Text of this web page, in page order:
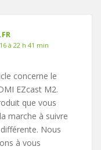
à 22 h 41 min
concerne le
EZcast M2.
que vous
marche à suivre
Nous
à vous